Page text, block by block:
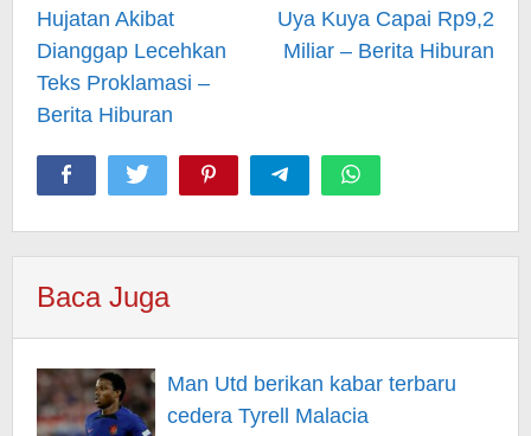
Hujatan Akibat
Dianggap Lecehkan
Teks Proklamasi –
Berita Hiburan
Uya Kuya Capai Rp9,2
Miliar – Berita Hiburan
Baca Juga
Man Utd berikan kabar terbaru
cedera Tyrell Malacia